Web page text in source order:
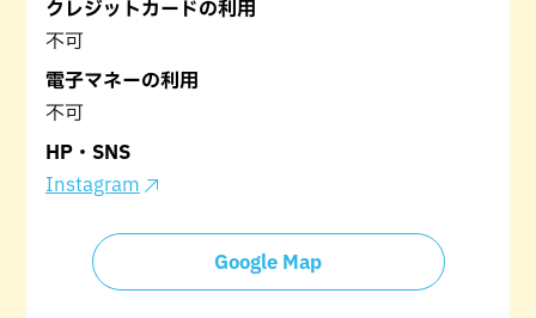
クレジットカードの利用
不可
電子マネーの利用
不可
HP・SNS
Instagram
Google Map